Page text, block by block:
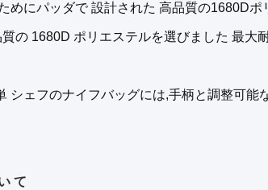
めにパッダで 設計された 高品質の1680D
の 1680D ポリエステルを選びました 最大
シェフのナイフバッグには,手柄と調整可能
て